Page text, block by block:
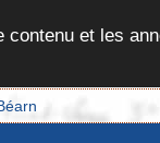
et les